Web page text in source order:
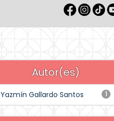
Autor(es)
1
Yazmín Gallardo Santos